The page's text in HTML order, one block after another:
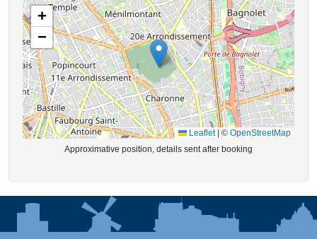
+
−
Leaflet | © OpenStreetMap
Approximative position, details sent after booking